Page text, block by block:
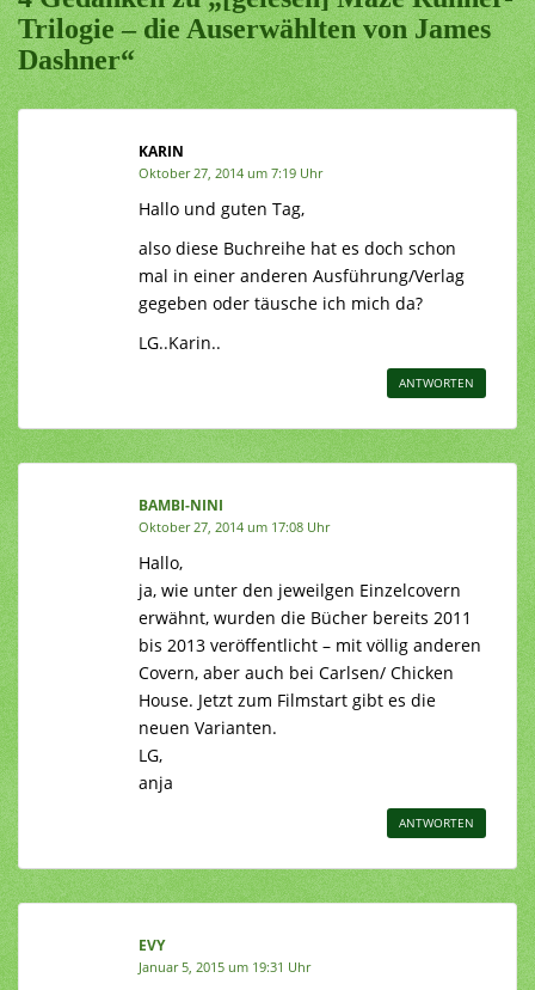
Trilogie – die Auserwählten von James
Dashner“
KARIN
Oktober 27, 2014 um 7:19 Uhr
Hallo und guten Tag,
also diese Buchreihe hat es doch schon
mal in einer anderen Ausführung/Verlag
gegeben oder täusche ich mich da?
LG..Karin..
ANTWORTEN
BAMBI-NINI
Oktober 27, 2014 um 17:08 Uhr
Hallo,
ja, wie unter den jeweilgen Einzelcovern
erwähnt, wurden die Bücher bereits 2011
bis 2013 veröffentlicht – mit völlig anderen
Covern, aber auch bei Carlsen/ Chicken
House. Jetzt zum Filmstart gibt es die
neuen Varianten.
LG,
anja
ANTWORTEN
EVY
Januar 5, 2015 um 19:31 Uhr